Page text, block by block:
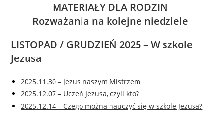
MATERIAŁY DLA RODZIN
Rozważania na kolejne niedziele
LISTOPAD / GRUDZIEŃ 2025 – W szkole
Jezusa
2025.11.30 – Jezus naszym Mistrzem
2025.12.07 – Uczeń Jezusa, czyli kto?
2025.12.14 – Czego można nauczyć się w szkole Jezusa?